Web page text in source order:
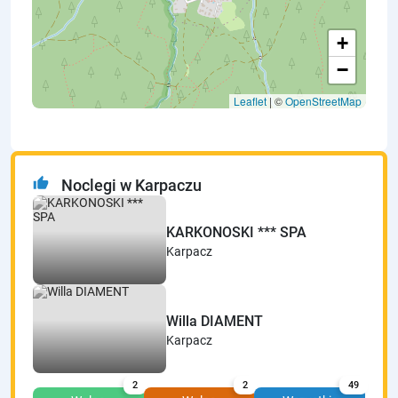
+
−
Leaflet| ©OpenStreetMap
thumb_up Noclegi w Karpaczu
KARKONOSKI *** SPA
Karpacz
Willa DIAMENT
Karpacz
2 2 49